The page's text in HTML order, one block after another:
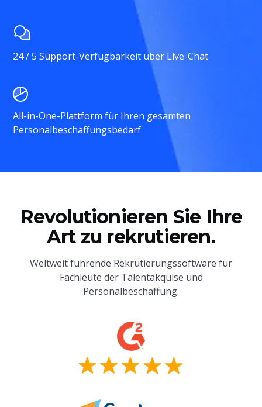
24 / 5 Support-Verfügbarkeit über Live-Chat
All-in-One-Plattform für Ihren gesamten
Personalbeschaffungsbedarf
Revolutionieren Sie Ihre
Art zu rekrutieren.
Weltweit führende Rekrutierungssoftware für
Fachleute der Talentakquise und
Personalbeschaffung.